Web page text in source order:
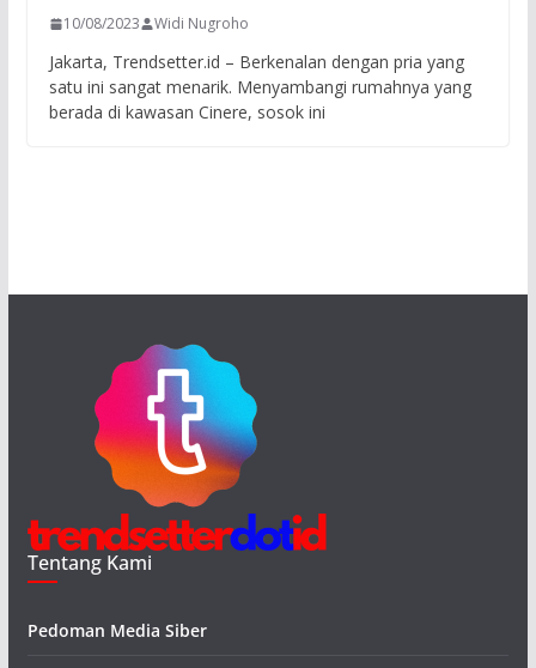
10/08/2023 Widi Nugroho
Jakarta, Trendsetter.id – Berkenalan dengan pria yang
satu ini sangat menarik. Menyambangi rumahnya yang
berada di kawasan Cinere, sosok ini
Tentang Kami
Pedoman Media Siber